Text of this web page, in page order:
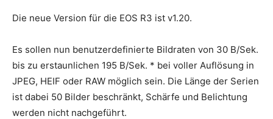
Die neue Version für die EOS R3 ist v1.20.
Es sollen nun benutzerdefinierte Bildraten von 30 B/Sek.
bis zu erstaunlichen 195 B/Sek. * bei voller Auflösung in
JPEG, HEIF oder RAW möglich sein. Die Länge der Serien
ist dabei 50 Bilder beschränkt, Schärfe und Belichtung
werden nicht nachgeführt.